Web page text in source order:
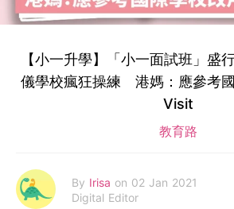
【小一升學】「小一面試班」盛
儀學校瘋狂操練 港媽：應參考
Visit
教育路
By Irisa on 02 Jan 2021
Digital Editor